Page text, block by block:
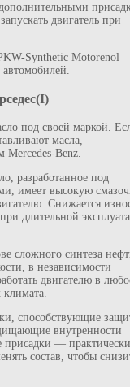
двигатель при
Synthetic Motorenol
под своей маркой.
масла,
Mercedes-Benz.
разработанное под
имеет высокую
Снижается
длительной
сложного синтеза
в независимости
двигателю в
климата.
способствующие
внутренности
присадки — практически
состав, чтобы